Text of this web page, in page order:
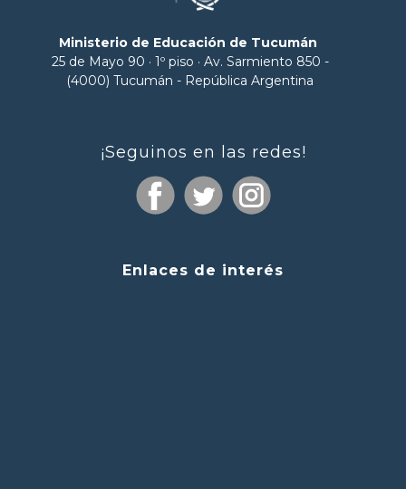
Ministerio de Educación de Tucumán
25 de Mayo 90 · 1º piso · Av. Sarmiento 850 -
(4000) Tucumán - República Argentina
¡Seguinos en las redes!
Enlaces de interés